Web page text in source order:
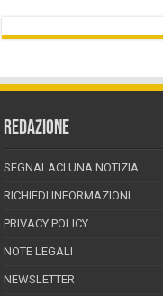
REDAZIONE
SEGNALACI UNA NOTIZIA
RICHIEDI INFORMAZIONI
PRIVACY POLICY
NOTE LEGALI
NEWSLETTER